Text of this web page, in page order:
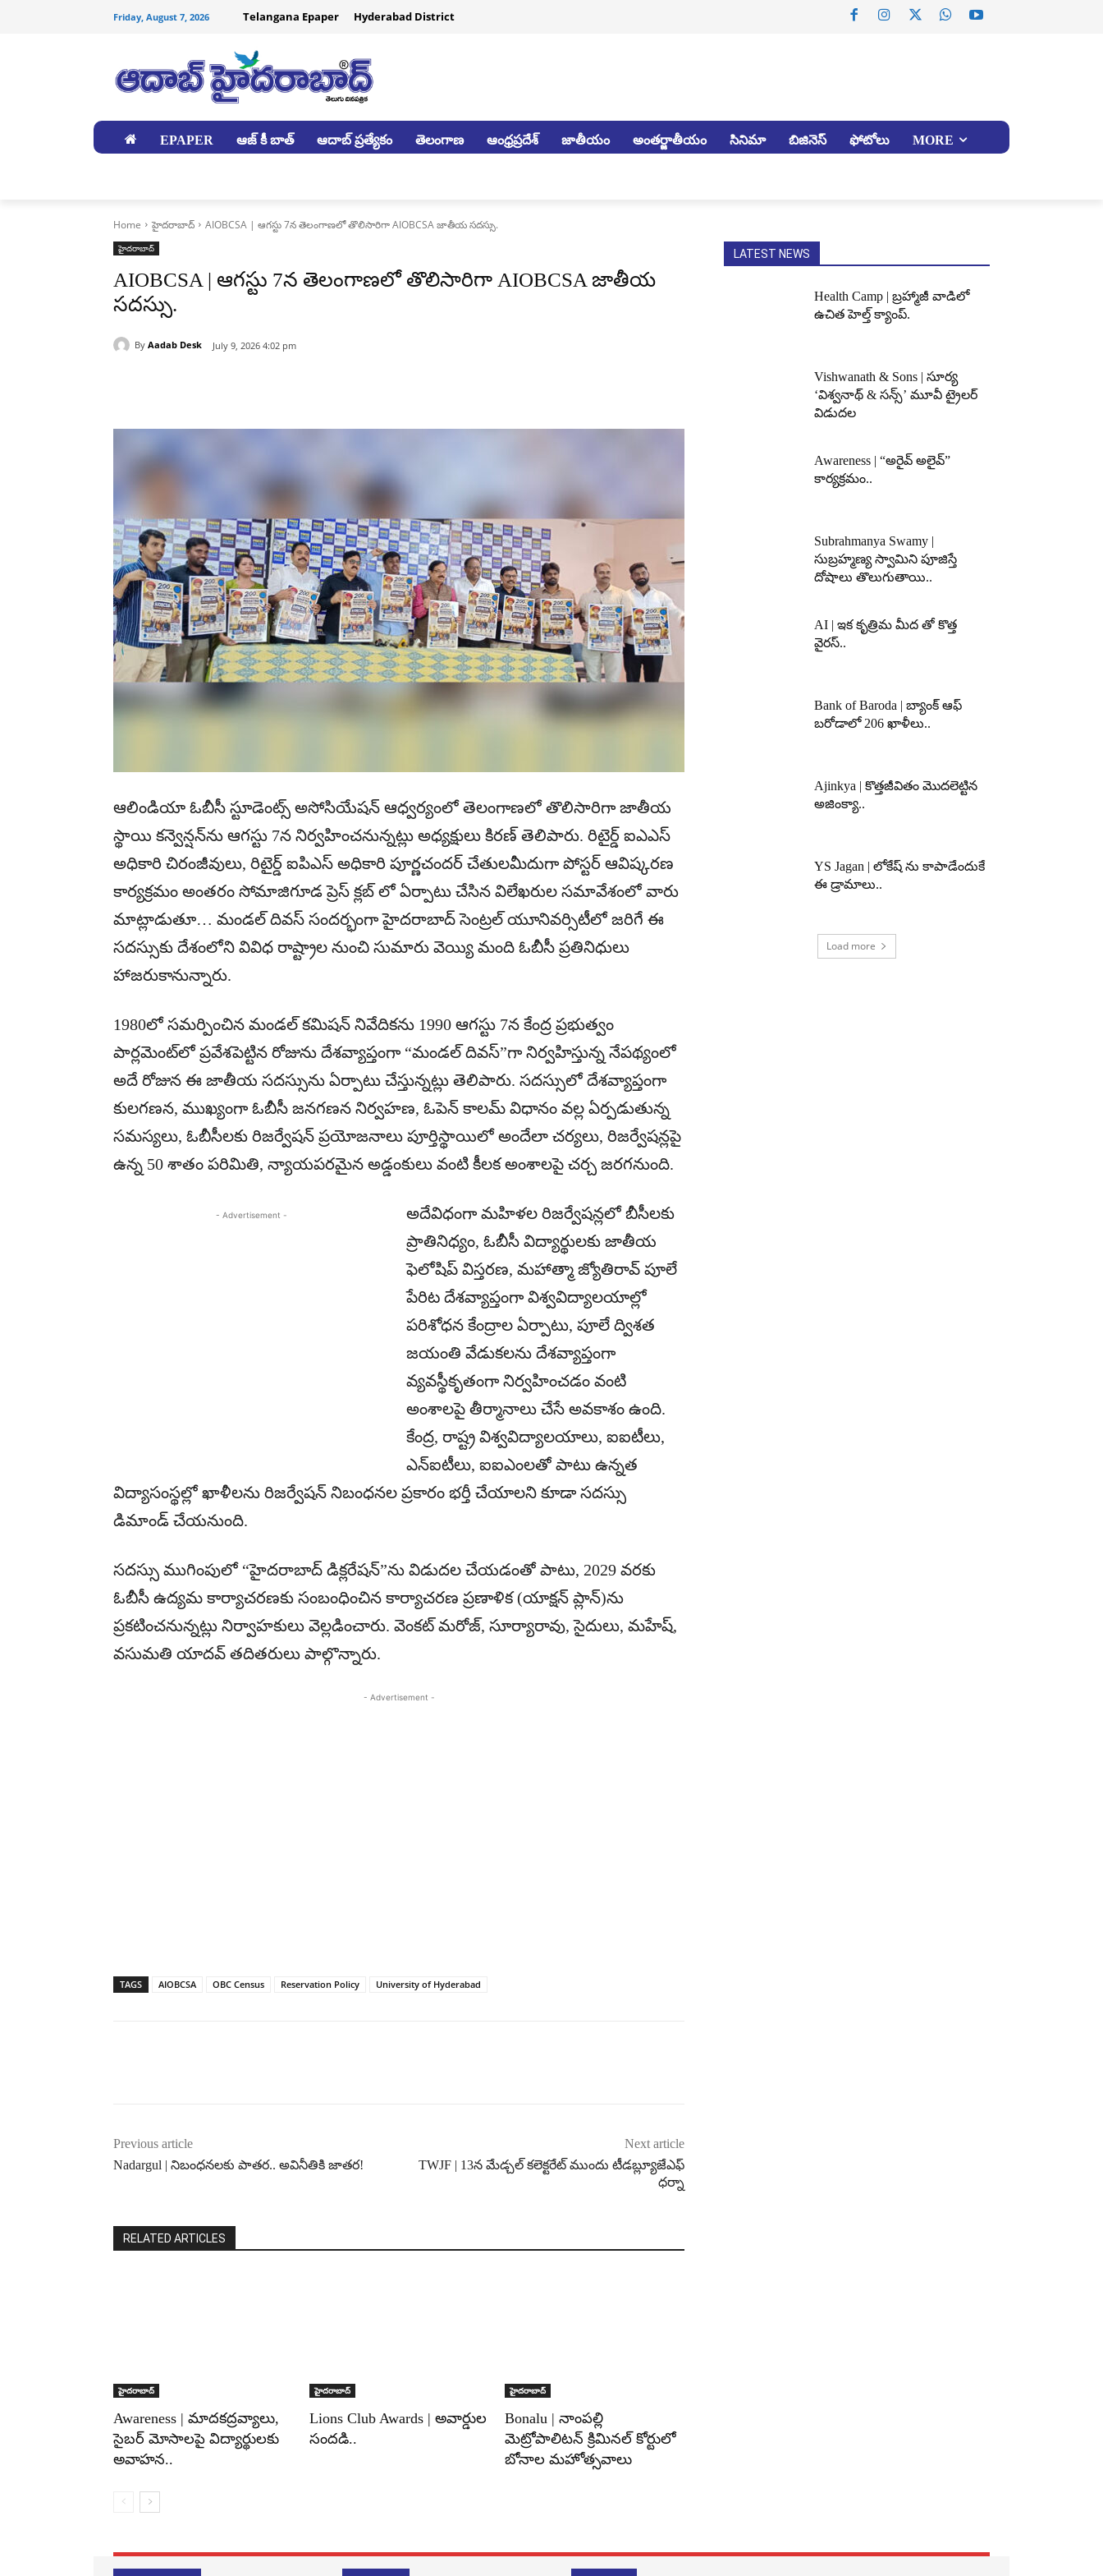
Friday, August 7, 2026 Telangana Epaper Hyderabad District
EPAPER ఆజ్ కీ బాత్ ఆదాబ్ ప్రత్యేకం తెలంగాణ ఆంధ్రప్రదేశ్ జాతీయం అంతర్జాతీయం సినిమా బిజినెస్ ఫోటోలు MORE
Home హైదరాబాద్‌ AIOBCSA | ఆగస్టు 7న తెలంగాణలో తొలిసారిగా AIOBCSA జాతీయ సదస్సు.
హైదరాబాద్‌
AIOBCSA | ఆగస్టు 7న తెలంగాణలో తొలిసారిగా AIOBCSA జాతీయ
సదస్సు.
By Aadab Desk July 9, 2026 4:02 pm
ఆలిండియా ఓబీసీ స్టూడెంట్స్ అసోసియేషన్ ఆధ్వర్యంలో తెలంగాణలో తొలిసారిగా జాతీయ
స్థాయి కన్వెన్షన్‌ను ఆగస్టు 7న నిర్వహించనున్నట్లు అధ్యక్షులు కిరణ్ తెలిపారు. రిటైర్డ్ ఐఎఎస్
అధికారి చిరంజీవులు, రిటైర్డ్ ఐపిఎస్ అధికారి పూర్ణచందర్ చేతులమీదుగా పోస్టర్ ఆవిష్కరణ
కార్యక్రమం అంతరం సోమాజిగూడ ప్రెస్ క్లబ్ లో ఏర్పాటు చేసిన విలేఖరుల సమావేశంలో వారు
మాట్లాడుతూ… మండల్ దివస్ సందర్భంగా హైదరాబాద్ సెంట్రల్ యూనివర్సిటీలో జరిగే ఈ
సదస్సుకు దేశంలోని వివిధ రాష్ట్రాల నుంచి సుమారు వెయ్యి మంది ఓబీసీ ప్రతినిధులు
హాజరుకానున్నారు.
1980లో సమర్పించిన మండల్ కమిషన్ నివేదికను 1990 ఆగస్టు 7న కేంద్ర ప్రభుత్వం
పార్లమెంట్‌లో ప్రవేశపెట్టిన రోజును దేశవ్యాప్తంగా “మండల్ దివస్”గా నిర్వహిస్తున్న నేపథ్యంలో
అదే రోజున ఈ జాతీయ సదస్సును ఏర్పాటు చేస్తున్నట్లు తెలిపారు. సదస్సులో దేశవ్యాప్తంగా
కులగణన, ముఖ్యంగా ఓబీసీ జనగణన నిర్వహణ, ఓపెన్ కాలమ్ విధానం వల్ల ఏర్పడుతున్న
సమస్యలు, ఓబీసీలకు రిజర్వేషన్ ప్రయోజనాలు పూర్తిస్థాయిలో అందేలా చర్యలు, రిజర్వేషన్లపై
ఉన్న 50 శాతం పరిమితి, న్యాయపరమైన అడ్డంకులు వంటి కీలక అంశాలపై చర్చ జరగనుంది.
- Advertisement -
అదేవిధంగా మహిళల రిజర్వేషన్లలో బీసీలకు
ప్రాతినిధ్యం, ఓబీసీ విద్యార్థులకు జాతీయ
ఫెలోషిప్ విస్తరణ, మహాత్మా జ్యోతిరావ్ పూలే
పేరిట దేశవ్యాప్తంగా విశ్వవిద్యాలయాల్లో
పరిశోధన కేంద్రాల ఏర్పాటు, పూలే ద్విశత
జయంతి వేడుకలను దేశవ్యాప్తంగా
వ్యవస్థీకృతంగా నిర్వహించడం వంటి
అంశాలపై తీర్మానాలు చేసే అవకాశం ఉంది.
కేంద్ర, రాష్ట్ర విశ్వవిద్యాలయాలు, ఐఐటీలు,
ఎన్‌ఐటీలు, ఐఐఎంలతో పాటు ఉన్నత
విద్యాసంస్థల్లో ఖాళీలను రిజర్వేషన్ నిబంధనల ప్రకారం భర్తీ చేయాలని కూడా సదస్సు
డిమాండ్ చేయనుంది.
సదస్సు ముగింపులో “హైదరాబాద్ డిక్లరేషన్”ను విడుదల చేయడంతో పాటు, 2029 వరకు
ఓబీసీ ఉద్యమ కార్యాచరణకు సంబంధించిన కార్యాచరణ ప్రణాళిక (యాక్షన్ ప్లాన్)ను
ప్రకటించనున్నట్లు నిర్వాహకులు వెల్లడించారు. వెంకట్ మరోజ్, సూర్యారావు, సైదులు, మహేష్,
వసుమతి యాదవ్ తదితరులు పాల్గొన్నారు.
- Advertisement -
TAGS AIOBCSA OBC Census Reservation Policy University of Hyderabad
Previous article
Nadargul | నిబంధనలకు పాతర.. అవినీతికి జాతర!
Next article
TWJF | 13న మేడ్చల్ కలెక్టరేట్ ముందు టీడబ్ల్యూజేఎఫ్
ధర్నా
RELATED ARTICLES
హైదరాబాద్‌
Awareness | మాదకద్రవ్యాలు,
సైబర్ మోసాలపై విద్యార్థులకు
అవాహన..
హైదరాబాద్‌
Lions Club Awards | అవార్డుల
సందడి..
హైదరాబాద్‌
Bonalu | నాంపల్లి
మెట్రోపాలిటన్ క్రిమినల్ కోర్టులో
బోనాల మహోత్సవాలు
LATEST NEWS
Health Camp | బ్రహ్మాజీ వాడిలో
ఉచిత హెల్త్ క్యాంప్.
Vishwanath & Sons | సూర్య
‘విశ్వనాథ్ & సన్స్’ మూవీ ట్రైలర్
విడుదల
Awareness | “అరైవ్ అలైవ్”
కార్యక్రమం..
Subrahmanya Swamy |
సుబ్రహ్మణ్య స్వామిని పూజిస్తే
దోషాలు తొలుగుతాయి..
AI | ఇక కృత్రిమ మీద తో కొత్త
వైరస్..
Bank of Baroda | బ్యాంక్‌ ఆఫ్‌
బరోడాలో 206 ఖాళీలు..
Ajinkya | కొత్తజీవితం మొదలెట్టిన
అజింక్యా..
YS Jagan | లోకేష్ ను కాపాడేందుకే
ఈ డ్రామాలు..
Load more